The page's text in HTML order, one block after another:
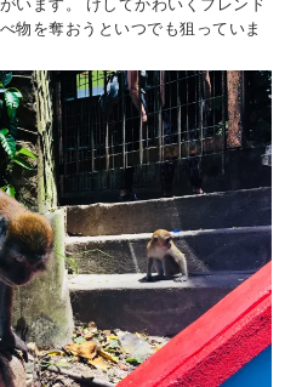
物を奪おうといつでも狙っていま